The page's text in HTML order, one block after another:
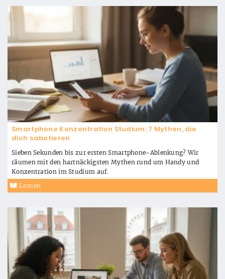
Smartphone Konzentration Studium: 7 Mythen, die
dich sabotieren
Sieben Sekunden bis zur ersten Smartphone-Ablenkung? Wir
räumen mit den hartnäckigsten Mythen rund um Handy und
Konzentration im Studium auf.
Lernen